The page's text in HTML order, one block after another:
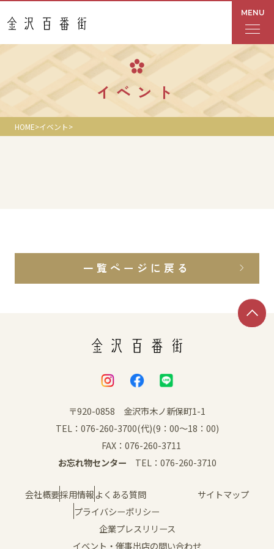
MENU
フロアガイド
あんと
Rinto
ショップニュース
アクセス・パーキング
スタッフ募集
百番街くらぶ
イベント
HOME イベント
一覧ページに戻る
〒920-0858 金沢市木ノ新保町1-1
TEL：076-260-3700(代)(9：00～18：00)
FAX：076-260-3711
お忘れ物センター TEL：076-260-3710
会社概要採用情報よくある質問
サイトマップ
プライバシーポリシー
企業プレスリリース
イベント・催事出店の問い合わせ